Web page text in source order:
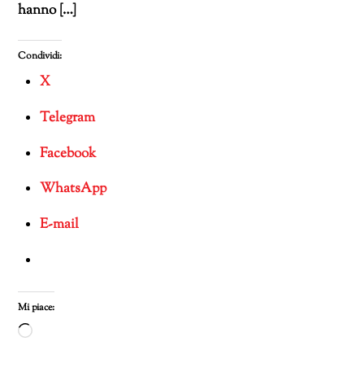
hanno […]
Condividi:
X
Telegram
Facebook
WhatsApp
E-mail
Mi piace:
Caricamento